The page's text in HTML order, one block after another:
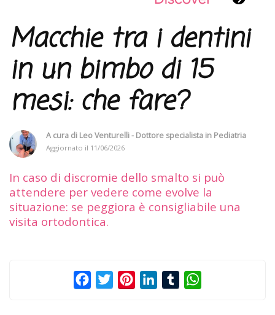
Macchie tra i dentini
in un bimbo di 15
mesi: che fare?
A cura di Leo Venturelli - Dottore specialista in Pediatria
Aggiornato il 11/06/2026
In caso di discromie dello smalto si può
attendere per vedere come evolve la
situazione: se peggiora è consigliabile una
visita ortodontica.
FacebookTwitterPinterestLinkedInTumblr